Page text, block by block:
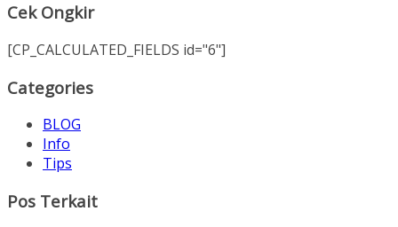
Cek Ongkir
[CP_CALCULATED_FIELDS id="6"]
Categories
BLOG
Info
Tips
Pos Terkait